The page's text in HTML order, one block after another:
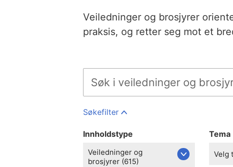
Veiledninger og brosjyrer
praksis, og retter seg mot et
på
hele
Søkefilter
Innholdstype
Veiledninger og
brosjyrer (615)
Tema
Velg